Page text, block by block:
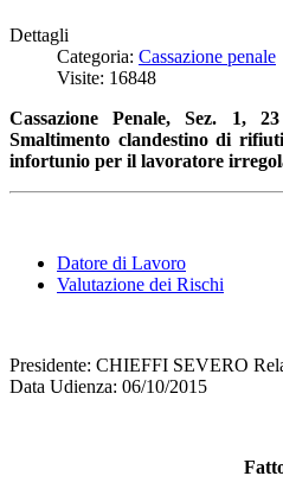
Dettagli
Categoria: Cassazione penale
Visite: 16848
Cassazione Penale, Sez. 1,
Smaltimento clandestino di
infortunio per il lavoratore
Datore di Lavoro
Valutazione dei Rischi
Presidente: CHIEFFI SEVERO
Data Udienza: 06/10/2015